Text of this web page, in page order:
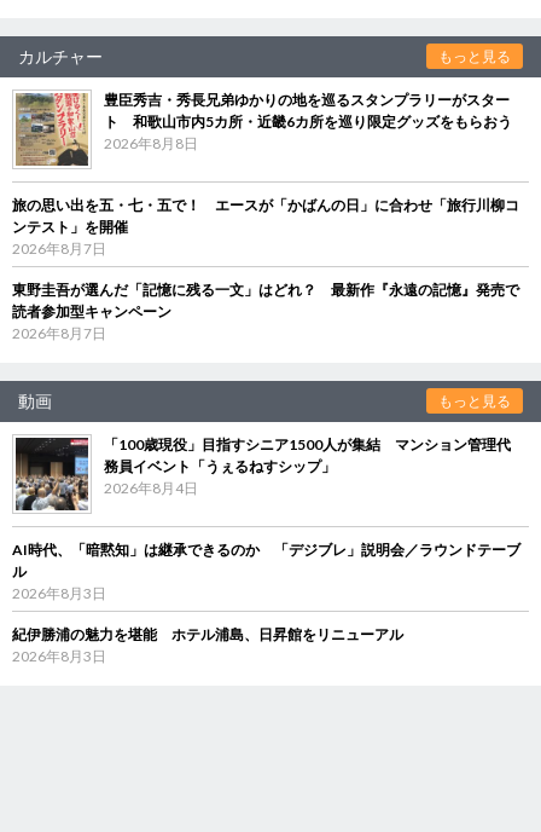
カルチャー もっと見る
豊臣秀吉・秀長兄弟ゆかりの地を巡るスタンプラリーがスター
ト 和歌山市内5カ所・近畿6カ所を巡り限定グッズをもらおう
2026年8月8日
旅の思い出を五・七・五で！ エースが「かばんの日」に合わせ「旅行川柳コ
ンテスト」を開催
2026年8月7日
東野圭吾が選んだ「記憶に残る一文」はどれ？ 最新作『永遠の記憶』発売で
読者参加型キャンペーン
2026年8月7日
動画 もっと見る
「100歳現役」目指すシニア1500人が集結 マンション管理代
務員イベント「うぇるねすシップ」
2026年8月4日
AI時代、「暗黙知」は継承できるのか 「デジブレ」説明会／ラウンドテーブ
ル
2026年8月3日
紀伊勝浦の魅力を堪能 ホテル浦島、日昇館をリニューアル
2026年8月3日